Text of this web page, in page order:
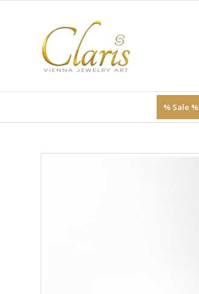
% Sale %